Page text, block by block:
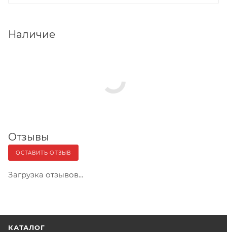
Наличие
Отзывы
ОСТАВИТЬ ОТЗЫВ
Загрузка отзывов...
КАТАЛОГ